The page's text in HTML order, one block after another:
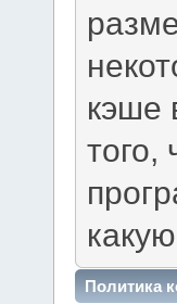
кэше
Политика